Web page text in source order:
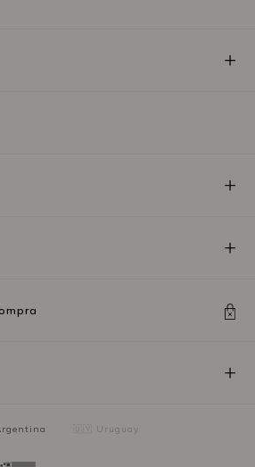
🇺🇾 Uruguay